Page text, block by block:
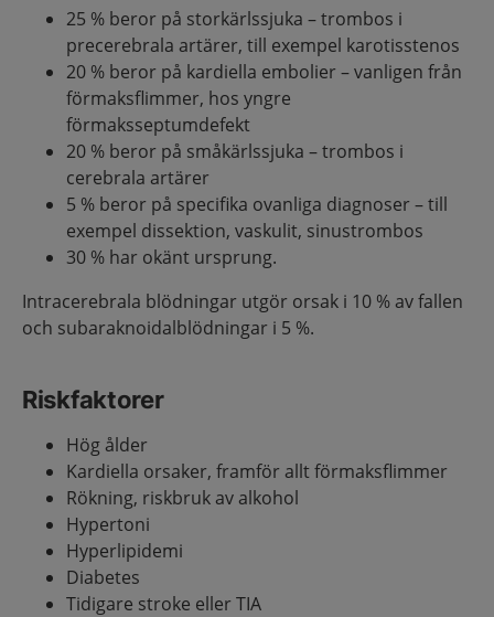
25 % beror på storkärlssjuka – trombos i
precerebrala artärer, till exempel karotisstenos
20 % beror på kardiella embolier – vanligen från
förmaksflimmer, hos yngre
förmaksseptumdefekt
20 % beror på småkärlssjuka – trombos i
cerebrala artärer
5 % beror på specifika ovanliga diagnoser – till
exempel dissektion, vaskulit, sinustrombos
30 % har okänt ursprung.
Intracerebrala blödningar utgör orsak i 10 % av fallen
och subaraknoidalblödningar i 5 %.
Riskfaktorer
Hög ålder
Kardiella orsaker, framför allt förmaksflimmer
Rökning, riskbruk av alkohol
Hypertoni
Hyperlipidemi
Diabetes
Tidigare stroke eller TIA